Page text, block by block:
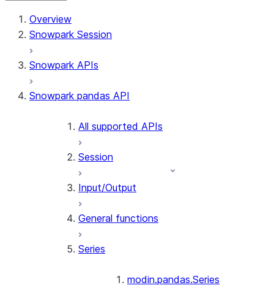
Overview
Snowpark Session
Snowpark APIs
Snowpark pandas API
All supported APIs
Session
Input/Output
General functions
Series
modin.pandas.Series